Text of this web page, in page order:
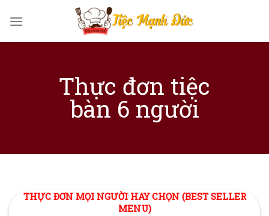
Thực đơn tiệc
bàn 6 người
THỰC ĐƠN MỌI NGƯỜI HAY CHỌN (BEST SELLER
MENU)